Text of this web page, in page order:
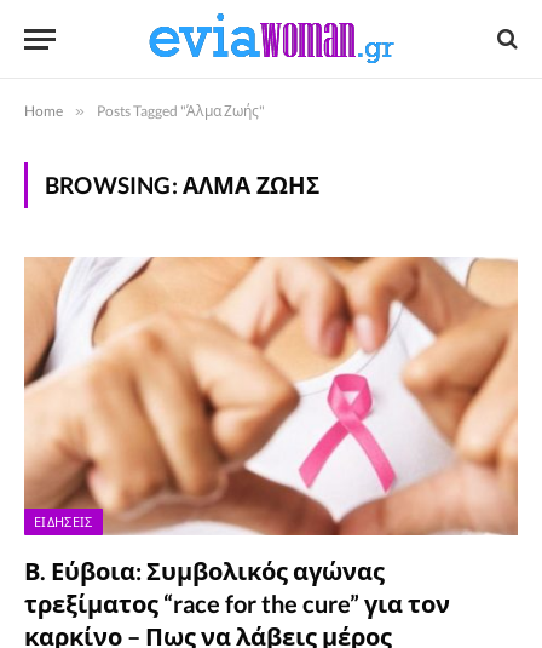
Home » Posts Tagged "Άλμα Ζωής"
BROWSING: ΆΛΜΑ ΖΩΉΣ
ΕΙΔΉΣΕΙΣ
Β. Εύβοια: Συμβολικός αγώνας
τρεξίματος “race for the cure” για τον
καρκίνο – Πως να λάβεις μέρος